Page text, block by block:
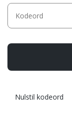
©
Nulstil kodeord